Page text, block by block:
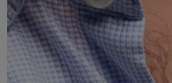
Professeur de droit prublic de
Alpes
DÉSIGNÉ PAR :
Accord entre :